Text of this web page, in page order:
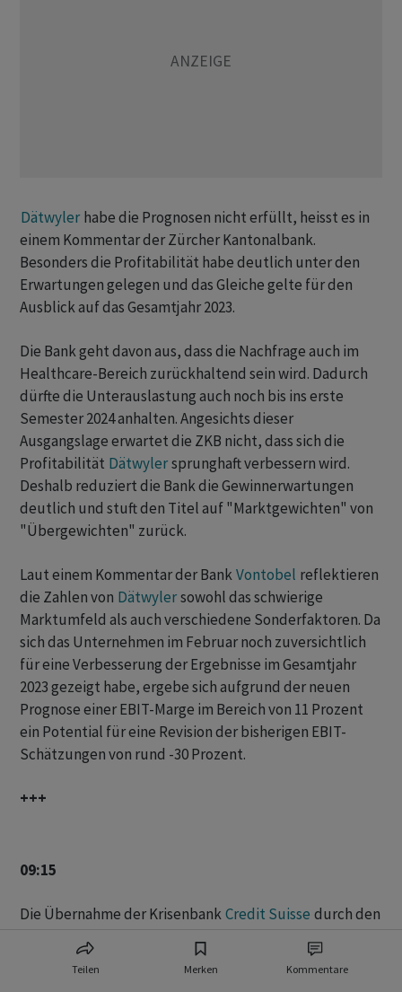
Teilen Merken Kommentare
Dätwyler habe die Prognosen nicht erfüllt, heisst es in
einem Kommentar der Zürcher Kantonalbank.
Besonders die Profitabilität habe deutlich unter den
Erwartungen gelegen und das Gleiche gelte für den
Ausblick auf das Gesamtjahr 2023.
Die Bank geht davon aus, dass die Nachfrage auch im
Healthcare-Bereich zurückhaltend sein wird. Dadurch
dürfte die Unterauslastung auch noch bis ins erste
Semester 2024 anhalten. Angesichts dieser
Ausgangslage erwartet die ZKB nicht, dass sich die
Profitabilität Dätwylersprunghaft verbessern wird.
Deshalb reduziert die Bank die Gewinnerwartungen
deutlich und stuft den Titel auf "Marktgewichten" von
"Übergewichten" zurück.
Laut einem Kommentar der BankVontobel reflektieren
die Zahlen von Dätwylersowohl das schwierige
Marktumfeld als auch verschiedene Sonderfaktoren. Da
sich das Unternehmen im Februar noch zuversichtlich
für eine Verbesserung der Ergebnisse im Gesamtjahr
2023 gezeigt habe, ergebe sich aufgrund der neuen
Prognose einer EBIT-Marge im Bereich von 11 Prozent
ein Potential für eine Revision der bisherigen EBIT-
Schätzungen von rund -30 Prozent.
+++
09:15
Die Übernahme der KrisenbankCredit Suisse durch den
Konkurrenten
hat dem Schweizer
Vermögensverwalter
Julius Bär
neues Kundengeld